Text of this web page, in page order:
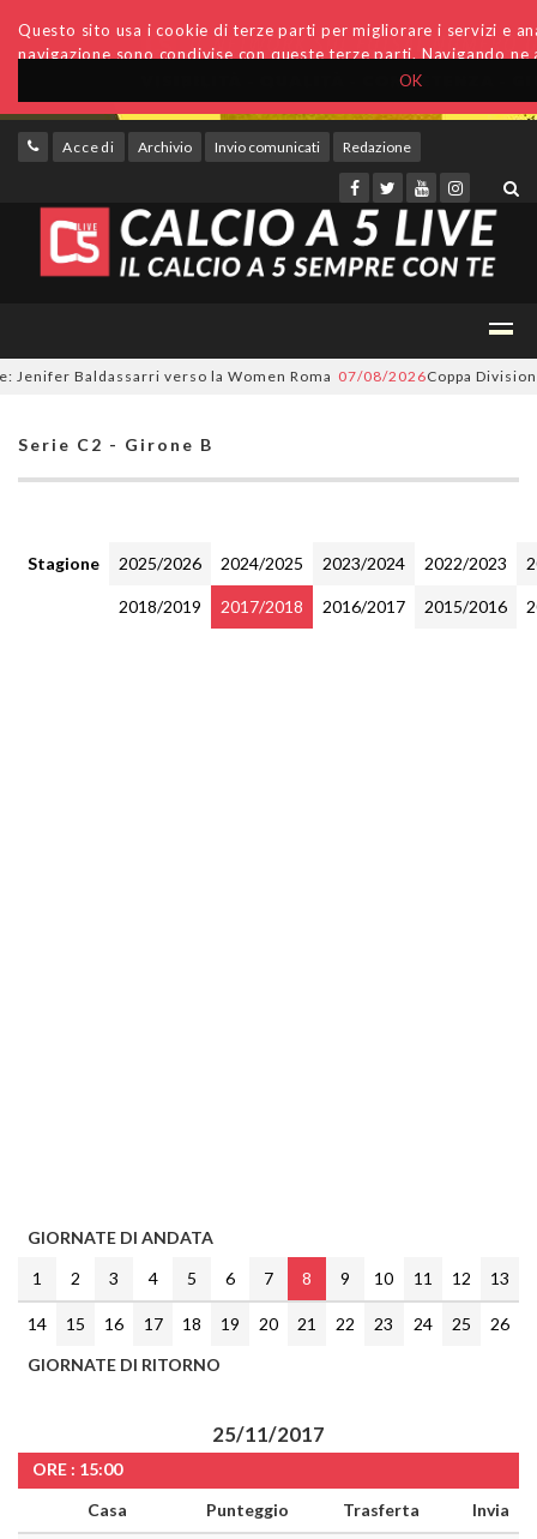
OK
Questo sito usa i cookie di terze parti per migliorare i servizi e
navigazione sono condivise con queste terze parti. Navigando
Accedi Archivio Invio comunicati Redazione
Baldassarri verso la Women Roma 07/08/2026Coppa Divisione, si
Serie C2 - Girone B
Stagione 2025/2026 2024/2025 2023/2024 2022/2023
2018/2019 2017/2018 2016/2017 2015/2016
GIORNATE DI ANDATA
1
2 3 4 5 6 7 8 9 10 11 12 13
14 15 16 17 18 19 20 21 22 23 24 25
26
GIORNATE DI RITORNO
25/11/2017
ORE : 15:00
Casa
Punteggio Trasferta Invia